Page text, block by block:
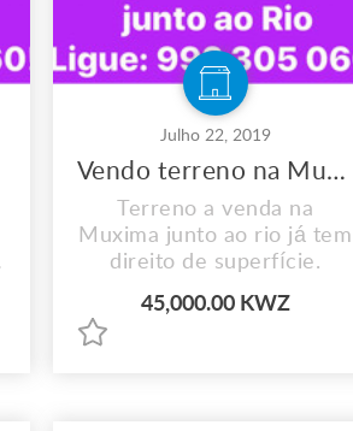
Julho 22, 2019
Vendo terreno na Muxima
Terreno a venda na
Muxima junto ao rio já tem
direito de superfície.
45,000.00 KWZ